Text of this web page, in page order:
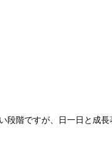
段階ですが、日一日と成